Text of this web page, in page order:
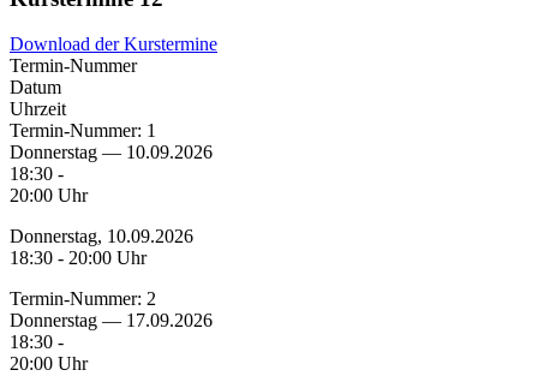
Download der Kurstermine
Termin-Nummer
Datum
Uhrzeit
Termin-Nummer: 1
Donnerstag — 10.09.2026
18:30 -
20:00 Uhr
Donnerstag, 10.09.2026
18:30 - 20:00 Uhr
Termin-Nummer: 2
Donnerstag — 17.09.2026
18:30 -
20:00 Uhr